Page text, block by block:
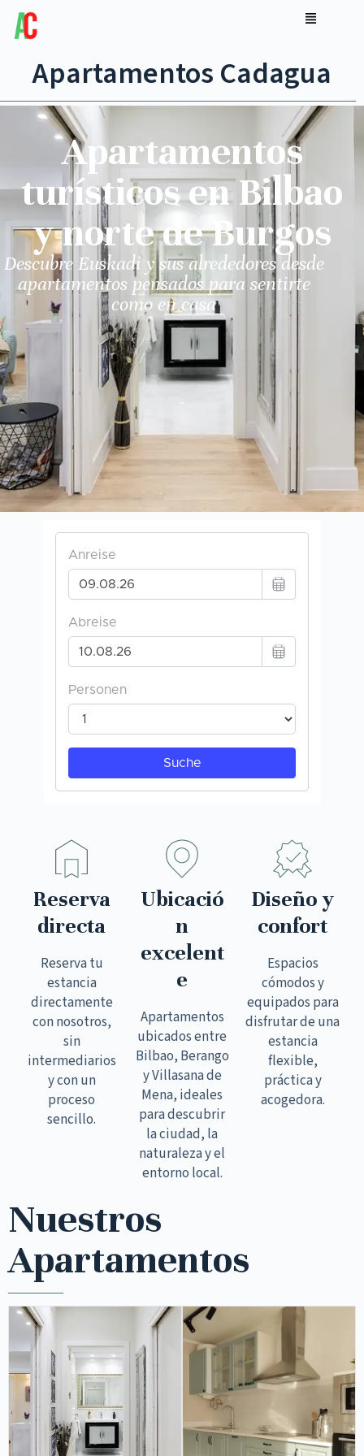
Apartamentos Cadagua
Apartamentos
turísticos en Bilbao
y norte de Burgos
Descubre Euskadi y sus alrededores desde
apartamentos pensados para sentirte
como en casa
Reserva
directa
Reserva tu
estancia
directamente
con nosotros,
sin
intermediarios
y con un
proceso
sencillo.
Ubicació
n
excelent
e
Apartamentos
ubicados entre
Bilbao, Berango
y Villasana de
Mena, ideales
para descubrir
la ciudad, la
naturaleza y el
entorno local.
Diseño y
confort
Espacios
cómodos y
equipados para
disfrutar de una
estancia
flexible,
práctica y
acogedora.
Nuestros
Apartamentos